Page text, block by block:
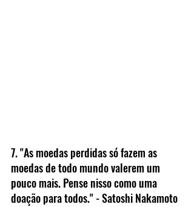
7. "As moedas perdidas só fazem as
moedas de todo mundo valerem um
pouco mais. Pense nisso como uma
doação para todos." - Satoshi Nakamoto